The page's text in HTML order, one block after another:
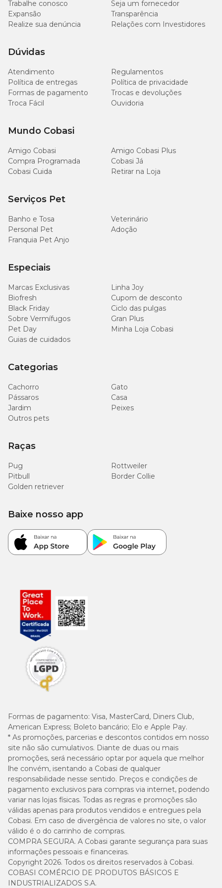
Trabalhe conosco
Seja um fornecedor
Expansão
Transparência
Realize sua denúncia
Relações com Investidores
Dúvidas
Atendimento
Regulamentos
Política de entregas
Política de privacidade
Formas de pagamento
Trocas e devoluções
Troca Fácil
Ouvidoria
Mundo Cobasi
Amigo Cobasi
Amigo Cobasi Plus
Compra Programada
Cobasi Já
Cobasi Cuida
Retirar na Loja
Serviços Pet
Banho e Tosa
Veterinário
Personal Pet
Adoção
Franquia Pet Anjo
Especiais
Marcas Exclusivas
Linha Joy
Biofresh
Cupom de desconto
Black Friday
Ciclo das pulgas
Sobre Vermífugos
Gran Plus
Pet Day
Minha Loja Cobasi
Guias de cuidados
Categorias
Cachorro
Gato
Pássaros
Casa
Jardim
Peixes
Outros pets
Raças
Pug
Rottweiler
Pitbull
Border Collie
Golden retriever
Formas de pagamento: Visa, MasterCard, Diners Club,
American Express; Boleto bancário; Elo e Apple Pay.
* As promoções, parcerias e descontos contidos em nosso
site não são cumulativos. Diante de duas ou mais
promoções, será necessário optar por aquela que melhor
lhe convém, isentando a Cobasi de qualquer
responsabilidade nesse sentido. Preços e condições de
pagamento exclusivos para compras via internet, podendo
variar nas lojas físicas. Todas as regras e promoções são
válidas apenas para produtos vendidos e entregues pela
Cobasi. Em caso de divergência de valores no site, o valor
válido é o do carrinho de compras.
COMPRA SEGURA. A Cobasi garante segurança para suas
informações pessoais e financeiras.
Copyright 2026. Todos os direitos reservados à Cobasi.
COBASI COMÉRCIO DE PRODUTOS BÁSICOS E
INDUSTRIALIZADOS S.A.
Baixe nosso app